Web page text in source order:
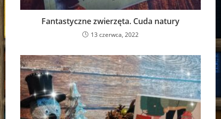
Fantastyczne zwierzęta. Cuda natury
13 czerwca, 2022